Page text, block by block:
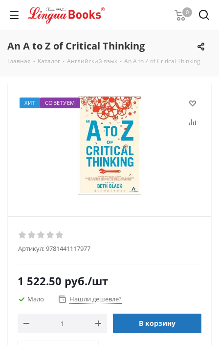
0
An A to Z of Critical Thinking
Главная - Каталог - Английский язык - An A to Z of Critical Thinking
ХИТ СОВЕТУЕМ
Артикул:9781441117977
1 522.50 руб./шт
Мало Нашли дешевле?
В корзину